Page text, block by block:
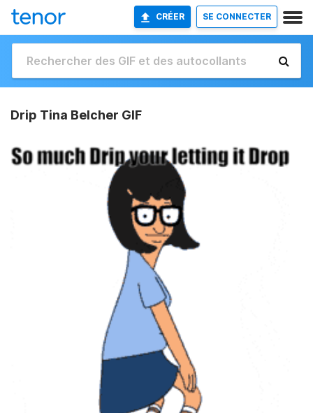
CRÉER SE CONNECTER
Drip Tina Belcher GIF